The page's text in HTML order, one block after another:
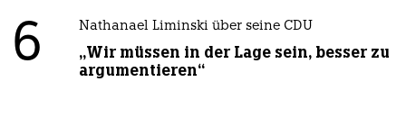
6 Nathanael Liminski über seine CDU
„Wir müssen in der Lage sein, besser zu
argumentieren“